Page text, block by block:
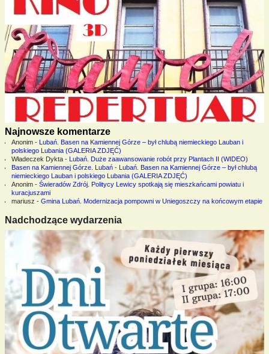
Najnowsze komentarze
Anonim-
Lubań. Basen na Kamiennej Górze – był chlubą niemieckiego Lauban i
polskiego Lubania (GALERIA ZDJĘĆ)
Władeczek Dykta-
Lubań. Duże zaawansowanie robót przy Plantach II (WIDEO)
Basen na Kamiennej Górze. Lubań-
Lubań. Basen na Kamiennej Górze – był chlubą
niemieckiego Lauban i polskiego Lubania (GALERIA ZDJĘĆ)
Anonim- Świeradów Zdrój. Politycy Lewicy spotkają się mieszkańcami powiatu i
kuracjuszami
mariusz - Gmina Lubań. Modernizacja pompowni w Uniegoszczy na końcowym etapie
Nadchodzące wydarzenia